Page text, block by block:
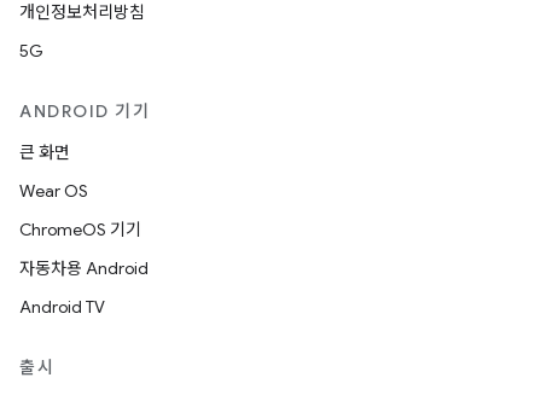
개인정보처리방침
5G
ANDROID 기기
큰 화면
Wear OS
ChromeOS 기기
자동차용 Android
Android TV
출시